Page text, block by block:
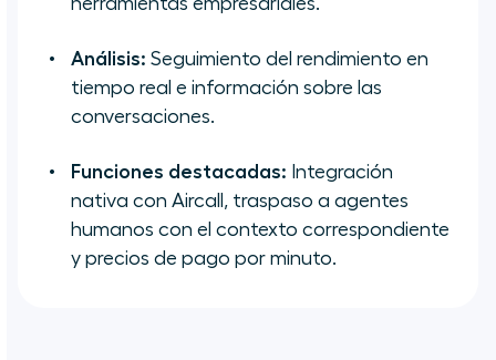
Análisis: Seguimiento del rendimiento en
tiempo real e información sobre las
conversaciones.
Funciones destacadas: Integración
nativa con Aircall, traspaso a agentes
humanos con el contexto correspondiente
y precios de pago por minuto.